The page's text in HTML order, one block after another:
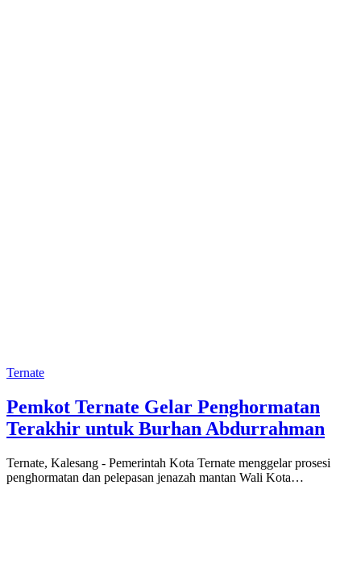
Ternate
Pemkot Ternate Gelar Penghormatan
Terakhir untuk Burhan Abdurrahman
Ternate, Kalesang - Pemerintah Kota Ternate menggelar prosesi
penghormatan dan pelepasan jenazah mantan Wali Kota…